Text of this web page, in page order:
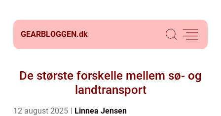
GEARBLOGGEN.dk
De største forskelle mellem sø- og
landtransport
12 august 2025 Linnea Jensen